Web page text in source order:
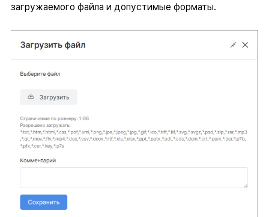
загружаемого файла и допустимые форматы.